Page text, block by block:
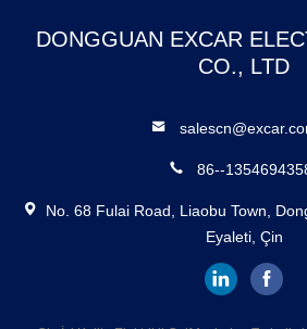
DONGGUAN EXCAR
CO., LTD
86--
No. 68 Fulai Road, Liaobu Town,
Eyaleti, Çin